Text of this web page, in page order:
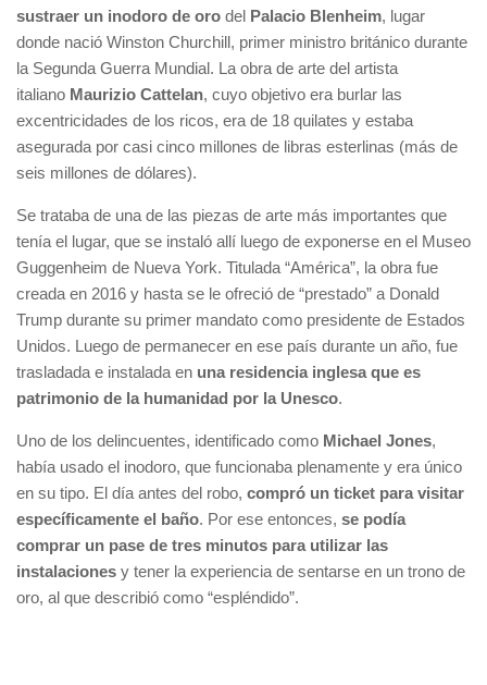
sustraer un inodoro de oro del Palacio Blenheim, lugar
donde nació Winston Churchill, primer ministro británico durante
la Segunda Guerra Mundial. La obra de arte del artista
italiano Maurizio Cattelan, cuyo objetivo era burlar las
excentricidades de los ricos, era de 18 quilates y estaba
asegurada por casi cinco millones de libras esterlinas (más de
seis millones de dólares).
Se trataba de una de las piezas de arte más importantes que
tenía el lugar, que se instaló allí luego de exponerse en el Museo
Guggenheim de Nueva York. Titulada “América”, la obra fue
creada en 2016 y hasta se le ofreció de “prestado” a Donald
Trump durante su primer mandato como presidente de Estados
Unidos. Luego de permanecer en ese país durante un año, fue
trasladada e instalada en una residencia inglesa que es
patrimonio de la humanidad por la Unesco.
Uno de los delincuentes, identificado como Michael Jones,
había usado el inodoro, que funcionaba plenamente y era único
en su tipo. El día antes del robo, compró un ticket para visitar
específicamente el baño. Por ese entonces, se podía
comprar un pase de tres minutos para utilizar las
instalaciones y tener la experiencia de sentarse en un trono de
oro, al que describió como “espléndido”.